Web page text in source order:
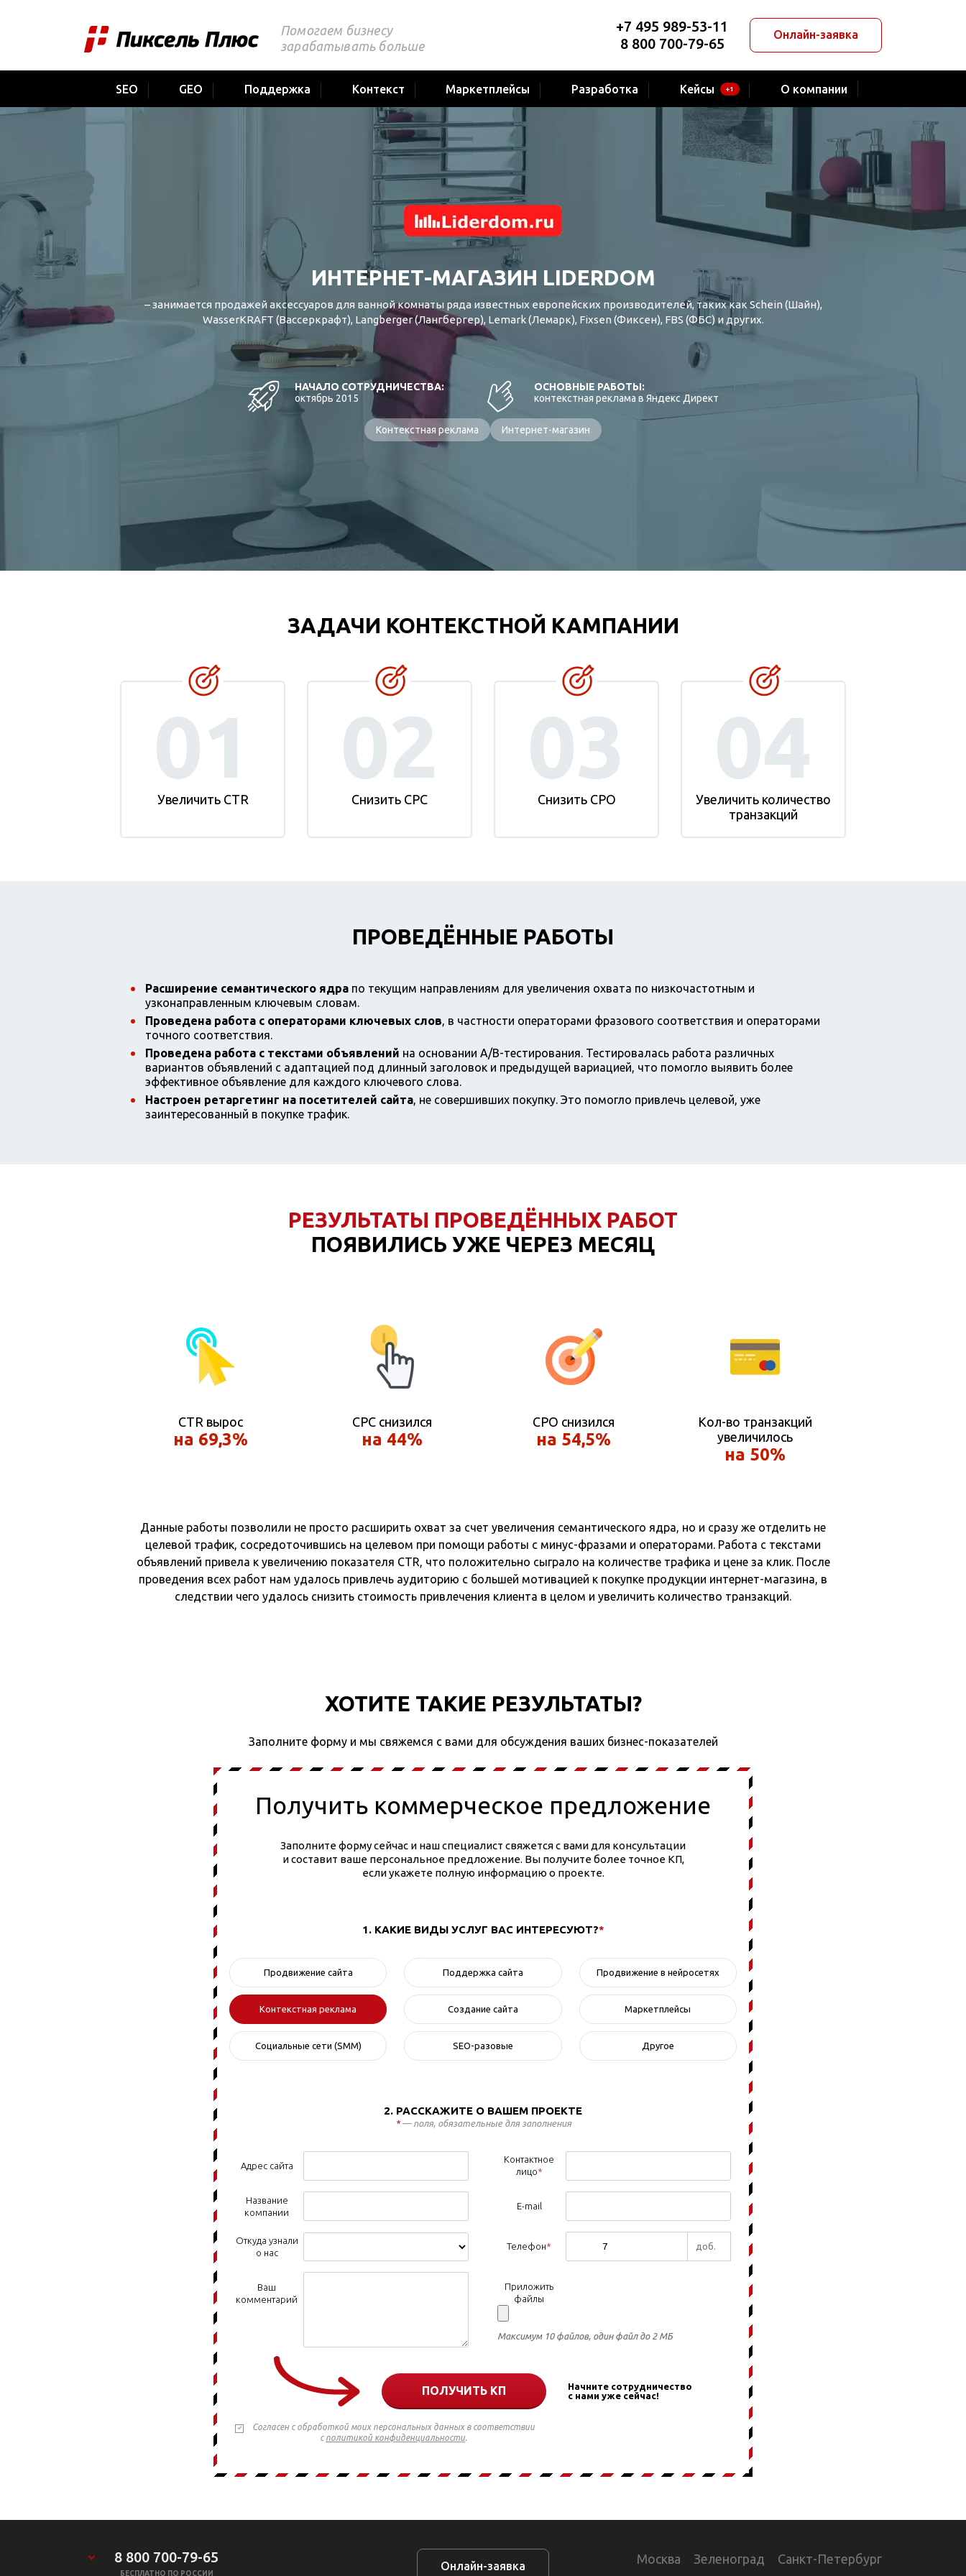
Помогаем бизнесу
зарабатывать больше
+7 495 989-53-11
8 800 700-79-65
Онлайн-заявка
SEO GEO Поддержка Контекст Маркетплейсы Разработка Кейсы +1 О компании
ИНТЕРНЕТ-МАГАЗИН LIDERDOM
– занимается продажей аксессуаров для ванной комнаты ряда известных европейских производителей, таких как Schein (Шайн),
WasserKRAFT (Вассеркрафт), Langberger (Лангбергер), Lemark (Лемарк), Fixsen (Фиксен), FBS (ФБС) и других.
НАЧАЛО СОТРУДНИЧЕСТВА:
октябрь 2015
ОСНОВНЫЕ РАБОТЫ:
контекстная реклама в Яндекс Директ
Контекстная реклама Интернет-магазин
ЗАДАЧИ КОНТЕКСТНОЙ КАМПАНИИ
01
Увеличить CTR
02
Снизить CPC
03
Снизить CPO
04
Увеличить количество
транзакций
ПРОВЕДЁННЫЕ РАБОТЫ
Расширение семантического ядра по текущим направлениям для увеличения охвата по низкочастотным и
узконаправленным ключевым словам.
Проведена работа с операторами ключевых слов, в частности операторами фразового соответствия и операторами
точного соответствия.
Проведена работа с текстами объявлений на основании A/B-тестирования. Тестировалась работа различных
вариантов объявлений с адаптацией под длинный заголовок и предыдущей вариацией, что помогло выявить более
эффективное объявление для каждого ключевого слова.
Настроен ретаргетинг на посетителей сайта, не совершивших покупку. Это помогло привлечь целевой, уже
заинтересованный в покупке трафик.
РЕЗУЛЬТАТЫ ПРОВЕДЁННЫХ РАБОТ
ПОЯВИЛИСЬ УЖЕ ЧЕРЕЗ МЕСЯЦ
CTR вырос
на 69,3%
CPC снизился
на 44%
CPO снизился
на 54,5%
Кол-во транзакций
увеличилось
на 50%
Данные работы позволили не просто расширить охват за счет увеличения семантического ядра, но и сразу же отделить не
целевой трафик, сосредоточившись на целевом при помощи работы с минус-фразами и операторами. Работа с текстами
объявлений привела к увеличению показателя CTR, что положительно сыграло на количестве трафика и цене за клик. После
проведения всех работ нам удалось привлечь аудиторию с большей мотивацией к покупке продукции интернет-магазина, в
следствии чего удалось снизить стоимость привлечения клиента в целом и увеличить количество транзакций.
ХОТИТЕ ТАКИЕ РЕЗУЛЬТАТЫ?
Заполните форму и мы свяжемся с вами для обсуждения ваших бизнес-показателей
Получить коммерческое предложение
Заполните форму сейчас и наш специалист свяжется с вами для консультации
и составит ваше персональное предложение. Вы получите более точное КП,
если укажете полную информацию о проекте.
1. КАКИЕ ВИДЫ УСЛУГ ВАС ИНТЕРЕСУЮТ?*
Продвижение сайта Поддержка сайта Продвижение в нейросетях
Контекстная реклама Создание сайта Маркетплейсы
Социальные сети (SMM) SEO-разовые Другое
2. РАССКАЖИТЕ О ВАШЕМ ПРОЕКТЕ
*— поля, обязательные для заполнения
Адрес сайта
Контактное
лицо*
Название
компании
E-mail
Откуда узнали
о нас
Телефон*
Ваш
комментарий
Приложить
файлы
Максимум 10 файлов, один файл до 2 МБ
ПОЛУЧИТЬ КП
Начните сотрудничество
с нами уже сейчас!
Согласен с обработкой моих персональных данных в соответствии
с политикой конфиденциальности.
8 800 700-79-65
БЕСПЛАТНО ПО РОССИИ
Онлайн-заявка Москва Зеленоград Санкт-Петербург